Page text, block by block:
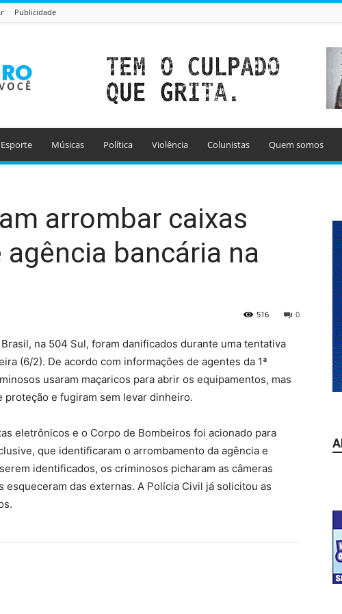
Publicidade
Esporte Músicas Política Violência Colunistas Quem somos
arrombar caixas
bancária na
0
516
na 504 Sul, foram danificados durante uma tentativa
(6/2). De acordo com informações de agentes da 1ª
usaram maçaricos para abrir os equipamentos, mas
proteção e fugiram sem levar dinheiro.
eletrônicos e o Corpo de Bombeiros foi acionado para
que identificaram o arrombamento da agência e
identificados, os criminosos picharam as câmeras
esqueceram das externas. A Polícia Civil já solicitou as